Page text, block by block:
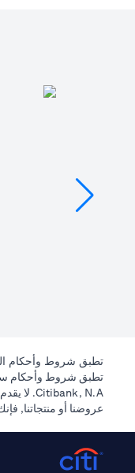
تطبق شروط وأحكام
تطبق شروط وأحكام
عروضنا أو منتجاتنا,